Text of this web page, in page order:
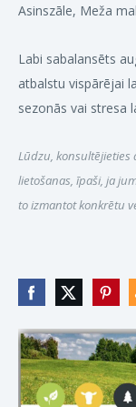
Asinszāle, Meža
Labi sabalansēts
atbalstu vispārējai
sezonās vai stresa
Lūdzu, konsultējieties
lietošanas, īpaši, ja
to izmantot konkrētu